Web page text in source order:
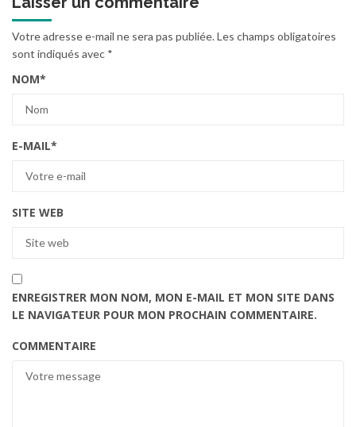
Votre adresse e-mail ne sera pas publiée.Les champs obligatoires
sont indiqués avec *
NOM*
E-MAIL*
SITE WEB
ENREGISTRER MON NOM, MON E-MAIL ET MON SITE DANS
LE NAVIGATEUR POUR MON PROCHAIN COMMENTAIRE.
COMMENTAIRE